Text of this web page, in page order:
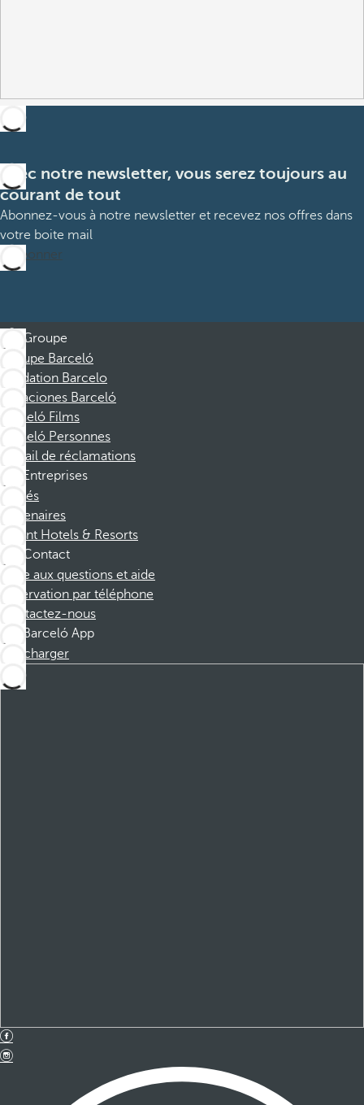
Avec notre newsletter, vous serez toujours au
courant de tout
Abonnez-vous à notre newsletter et recevez nos offres dans
votre boite mail
M’abonner
Groupe
Groupe Barceló
Fondation Barcelo
Vacaciones Barceló
Barceló Films
Barceló Personnes
Portail de réclamations
Entreprises
Affiliés
Partenaires
Dorint Hotels & Resorts
Contact
Foire aux questions et aide
Réservation par téléphone
Contactez-nous
Barceló App
Télécharger